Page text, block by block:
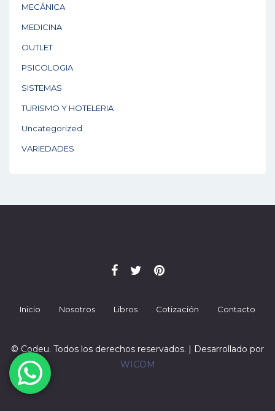
MECÁNICA
MEDICINA
OUTLET
PSICOLOGIA
SISTEMAS
TURISMO Y HOTELERIA
Uncategorized
VARIEDADES
Inicio Nosotros Libros Cotización Contacto
© Codeu. Todos los derechos reservados. | Desarrollado por
WICOM